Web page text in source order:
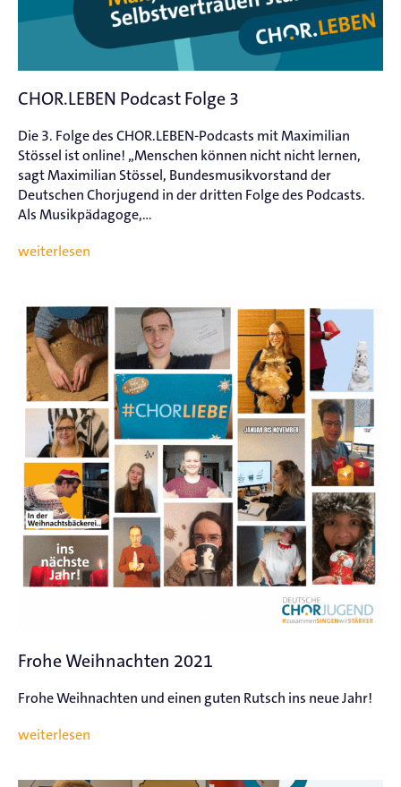
CHOR.LEBEN Podcast Folge 3
Die 3. Folge des CHOR.LEBEN-Podcasts mit Maximilian
Stössel ist online! „Menschen können nicht nicht lernen,
sagt Maximilian Stössel, Bundesmusikvorstand der
Deutschen Chorjugend in der dritten Folge des Podcasts.
Als Musikpädagoge,...
weiterlesen
Frohe Weihnachten 2021
Frohe Weihnachten und einen guten Rutsch ins neue Jahr!
weiterlesen